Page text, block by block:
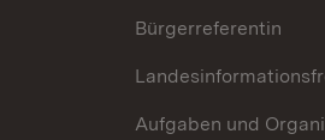
Bürgerreferentin
Aufgaben und